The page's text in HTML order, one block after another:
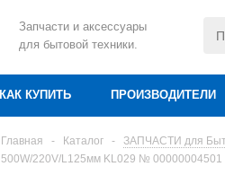
Запчасти и аксессуары
для бытовой техники.
КАК КУПИТЬ ПРОИЗВОДИТЕЛИ
Главная - Каталог - ЗАПЧАСТИ для
500W/220V/L125мм KL029 № 00000004501